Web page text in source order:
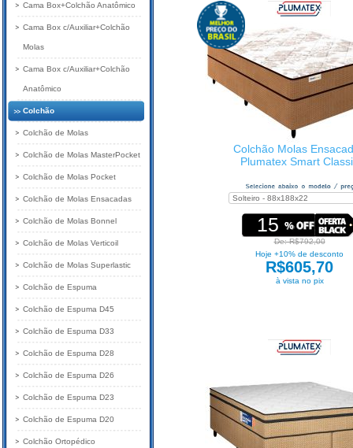
Colchão Molas
Plumatex Smart
15
De: R$792,00
Hoje +10% de desconto
R$605,70
à vista no pix
Cama Box+Colchão Anatômico
Cama Box c/Auxiliar+Colchão
Molas
Cama Box c/Auxiliar+Colchão
Anatômico
Colchão
Colchão de Molas
Colchão de Molas MasterPocket
Colchão de Molas Pocket
Colchão de Molas Ensacadas
Colchão de Molas Bonnel
Colchão de Molas Verticoil
Colchão de Molas Superlastic
Colchão de Espuma
Colchão de Espuma D45
Colchão de Espuma D33
Colchão de Espuma D28
Colchão de Espuma D26
Colchão de Espuma D23
Colchão de Espuma D20
Colchão Ortopédico